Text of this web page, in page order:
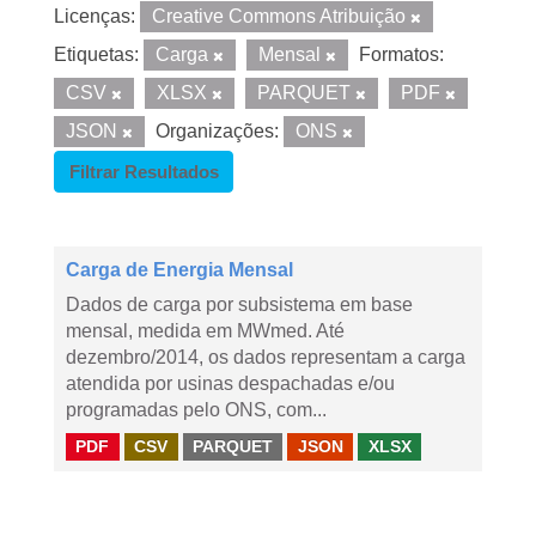
Licenças:
Creative Commons Atribuição
Etiquetas:
Carga Mensal
Formatos:
CSV
XLSX PARQUET
PDF
JSON
Organizações:
ONS
Filtrar Resultados
Carga de Energia Mensal
Dados de carga por subsistema em base
mensal, medida em MWmed. Até
dezembro/2014, os dados representam a carga
atendida por usinas despachadas e/ou
programadas pelo ONS, com...
PDF CSV PARQUET JSON XLSX